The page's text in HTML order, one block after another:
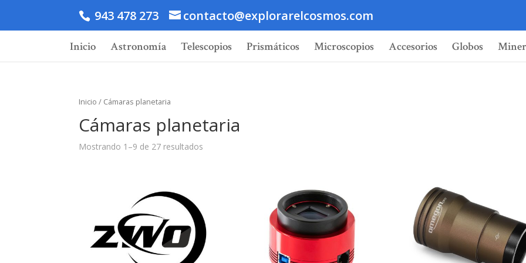
943 478 273 contacto@explorarelcosmos.com
Inicio Astronomía Telescopios Prismáticos Microscopios Accesorios Globos
Inicio / Cámaras planetaria
Cámaras planetaria
Mostrando 1–9 de 27 resultados